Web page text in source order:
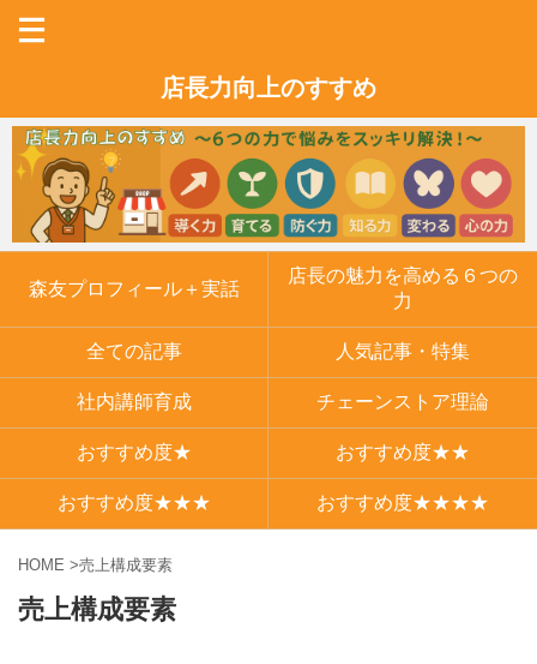
店長力向上のすすめ
森友プロフィール＋実話
店長の魅力を高める６つの
力
全ての記事 人気記事・特集
社内講師育成 チェーンストア理論
おすすめ度★ おすすめ度★★
おすすめ度★★★ おすすめ度★★★★
HOME >売上構成要素
売上構成要素